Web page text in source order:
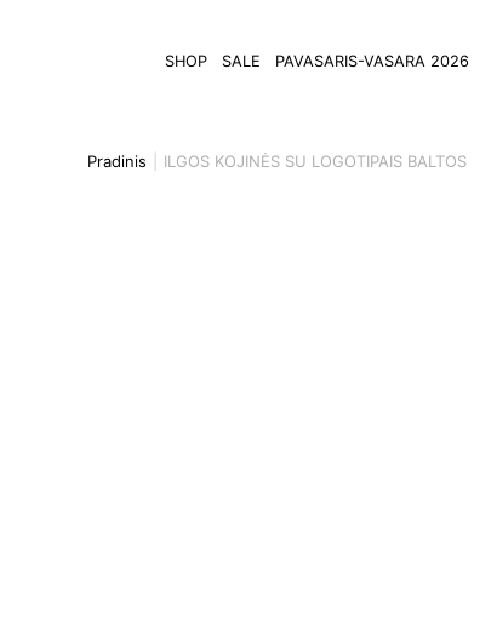
SHOP SALE PAVASARIS-VASARA 2026
Pradinis ILGOS KOJINĖS SU LOGOTIPAIS BALTOS